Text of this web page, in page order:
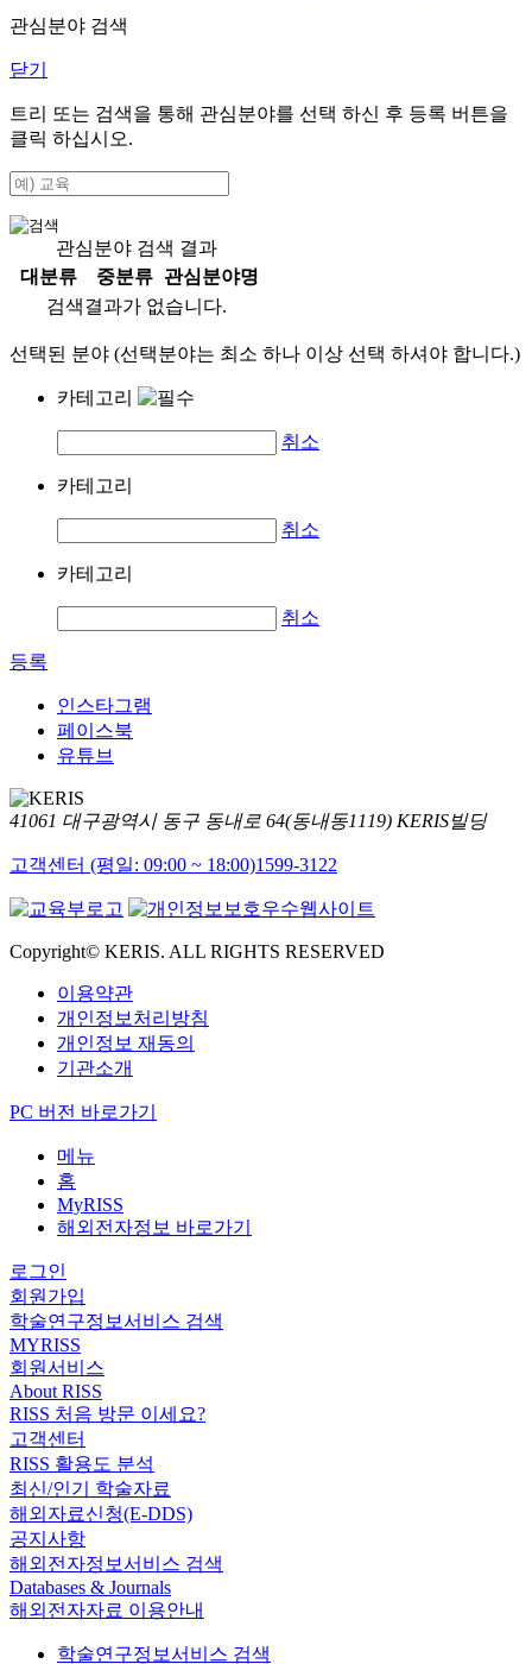
관심분야 검색
닫기
트리 또는 검색을 통해 관심분야를 선택 하신 후 등록 버튼을
클릭 하십시오.
관심분야 검색 결과
대분류
중분류
관심분야명
검색결과가 없습니다.
선택된 분야 (선택분야는 최소 하나 이상 선택 하셔야 합니다.)
카테고리
취소
카테고리
취소
카테고리
취소
등록
인스타그램
페이스북
유튜브
41061 대구광역시 동구 동내로 64(동내동1119) KERIS빌딩
고객센터 (평일: 09:00 ~ 18:00)1599-3122
Copyright© KERIS. ALL RIGHTS RESERVED
이용약관
개인정보처리방침
개인정보 재동의
기관소개
PC 버전 바로가기
메뉴
홈
MyRISS
해외전자정보 바로가기
로그인
회원가입
학술연구정보서비스 검색
MYRISS
회원서비스
About RISS
RISS 처음 방문 이세요?
고객센터
RISS 활용도 분석
최신/인기 학술자료
해외자료신청(E-DDS)
공지사항
해외전자정보서비스 검색
Databases & Journals
해외전자자료 이용안내
학술연구정보서비스 검색